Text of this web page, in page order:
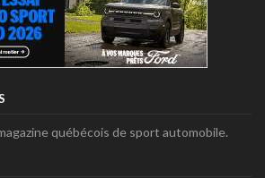
québécois de sport automobile.